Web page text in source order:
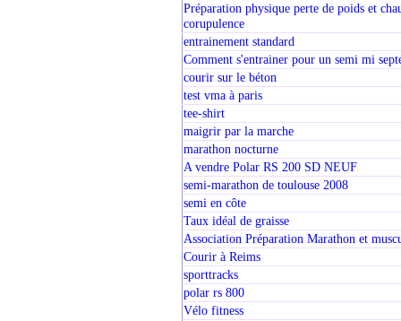
Préparation physique perte de poids et
corupulence
entrainement standard
Comment s'entrainer pour un semi mi
courir sur le béton
test vma à paris
tee-shirt
maigrir par la marche
marathon nocturne
A vendre Polar RS 200 SD NEUF
semi-marathon de toulouse 2008
semi en côte
Taux idéal de graisse
Association Préparation Marathon et
Courir à Reims
sporttracks
polar rs 800
Vélo fitness